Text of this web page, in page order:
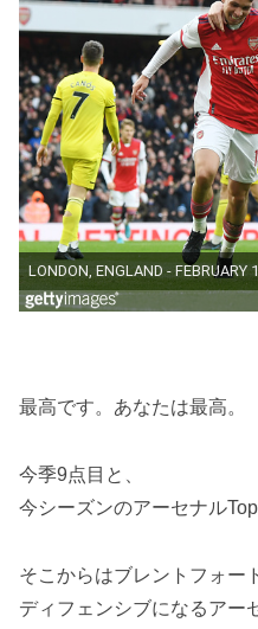
最高です。あなたは最高。
今季9点目と、
今シーズンのアーセナルTop
そこからはブレントフォー
ディフェンシブになるアー